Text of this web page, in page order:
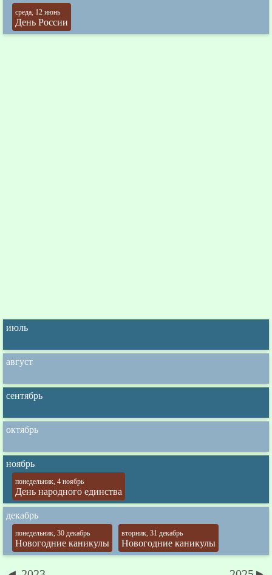
среда, 12 июнь
День России
июль
август
сентябрь
октябрь
ноябрь
понедельник, 4 ноябрь
День народного единства
декабрь
понедельник, 30 декабрь
Новогодние каникулы
вторник, 31 декабрь
Новогодние каникулы